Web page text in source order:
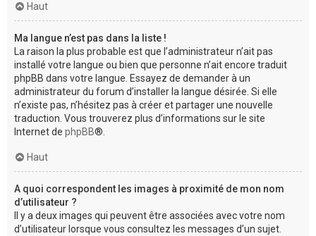
Haut
Ma langue n’est pas dans la liste !
La raison la plus probable est que l’administrateur n’ait pas
installé votre langue ou bien que personne n’ait encore traduit
phpBB dans votre langue. Essayez de demander à un
administrateur du forum d’installer la langue désirée. Si elle
n’existe pas, n’hésitez pas à créer et partager une nouvelle
traduction. Vous trouverez plus d’informations sur le site
Internet de phpBB®.
Haut
A quoi correspondent les images à proximité de mon nom
d’utilisateur ?
Il y a deux images qui peuvent être associées avec votre nom
d’utilisateur lorsque vous consultez les messages d’un sujet.